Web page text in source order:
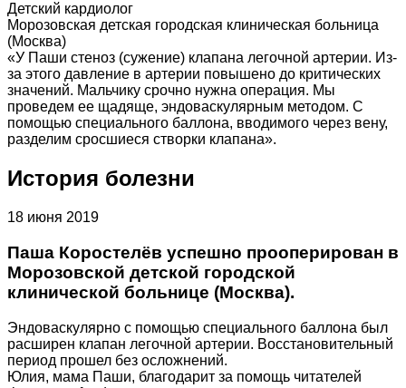
Детский кардиолог
Морозовская детская городская клиническая больница
(Москва)
«У Паши стеноз (сужение) клапана легочной артерии. Из-
за этого давление в артерии повышено до критических
значений. Мальчику срочно нужна операция. Мы
проведем ее щадяще, эндоваскулярным методом. С
помощью специального баллона, вводимого через вену,
разделим сросшиеся створки клапана».
История болезни
18 июня 2019
Паша Коростелёв успешно прооперирован в
Морозовской детской городской
клинической больнице (Москва).
Эндоваскулярно с помощью специального баллона был
расширен клапан легочной артерии. Восстановительный
период прошел без осложнений.
Юлия, мама Паши, благодарит за помощь читателей